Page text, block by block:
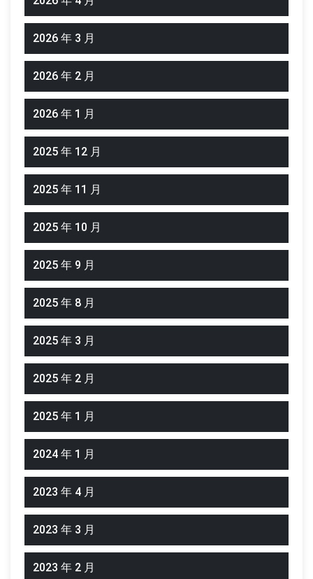
2026 年 3 月
2026 年 2 月
2026 年 1 月
2025 年 12 月
2025 年 11 月
2025 年 10 月
2025 年 9 月
2025 年 8 月
2025 年 3 月
2025 年 2 月
2025 年 1 月
2024 年 1 月
2023 年 4 月
2023 年 3 月
2023 年 2 月